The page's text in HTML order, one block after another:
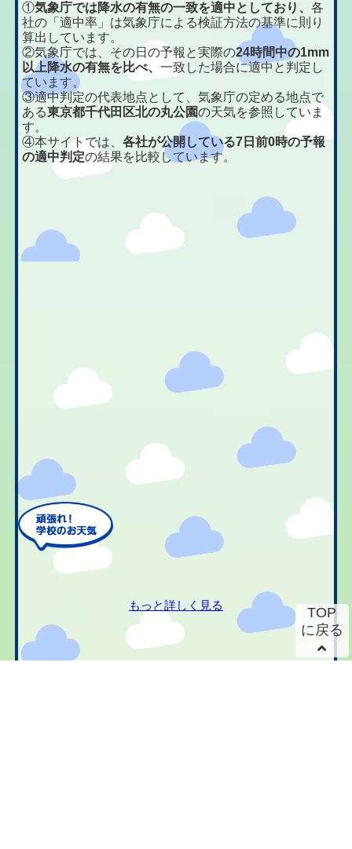
①気象庁では降水の有無の一致を適中としており、各
社の「適中率」は気象庁による検証方法の基準に則り
算出しています。
②気象庁では、その日の予報と実際の24時間中の1mm
以上降水の有無を比べ、一致した場合に適中と判定し
ています。
③適中判定の代表地点として、気象庁の定める地点で
ある東京都千代田区北の丸公園の天気を参照していま
す。
④本サイトでは、各社が公開している7日前0時の予報
の適中判定の結果を比較しています。
もっと詳しく見る
TOP
に戻る